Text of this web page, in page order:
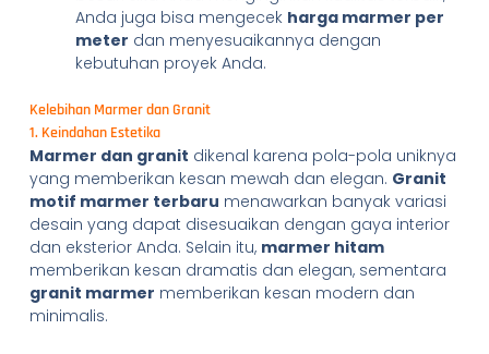
Anda juga bisa mengecek harga marmer per
meter dan menyesuaikannya dengan
kebutuhan proyek Anda.
Kelebihan Marmer dan Granit
1. Keindahan Estetika
Marmer dan granit dikenal karena pola-pola uniknya
yang memberikan kesan mewah dan elegan. Granit
motif marmer terbaru menawarkan banyak variasi
desain yang dapat disesuaikan dengan gaya interior
dan eksterior Anda. Selain itu, marmer hitam
memberikan kesan dramatis dan elegan, sementara
granit marmer memberikan kesan modern dan
minimalis.